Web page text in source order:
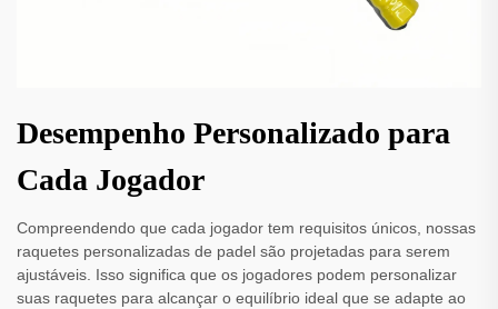
Desempenho Personalizado para
Cada Jogador
Compreendendo que cada jogador tem requisitos únicos, nossas
raquetes personalizadas de padel são projetadas para serem
ajustáveis. Isso significa que os jogadores podem personalizar
suas raquetes para alcançar o equilíbrio ideal que se adapte ao